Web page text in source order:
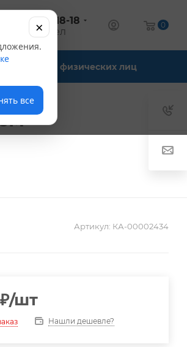
(347) 246-18-18
отдел
0
Для физических лиц
Артикул: КА-00002434
₽/шт
Нашли дешевле?
все
×